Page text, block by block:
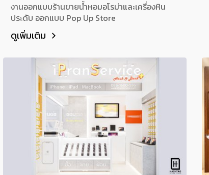
งานออกแบบร้านขายน้ำหอมอโรม่าและเครื่องหิน
ประดับ ออกแบบ Pop Up Store
ดูเพิ่มเติม